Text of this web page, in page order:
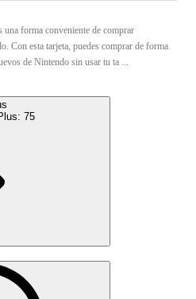
forma conveniente de comprar
Con esta tarjeta, puedes comprar de forma
de Nintendo sin usar tu ta ...
75